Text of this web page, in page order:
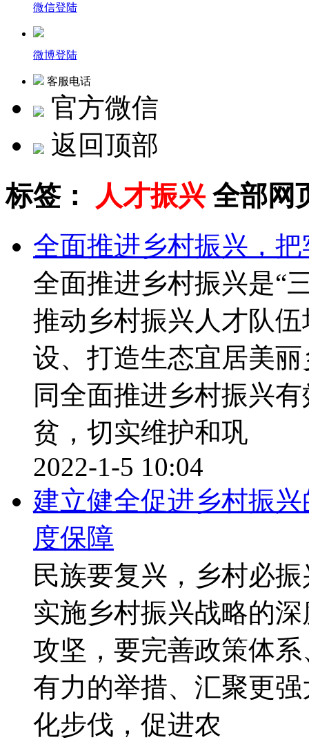
微信登陆
微博登陆
客服电话
官方微信
返回顶部
标签： 人才振兴 全部网
全面推进乡村振兴，
全面推进乡村振兴是“
推动乡村振兴人才队
设、打造生态宜居美
同全面推进乡村振兴
贫，切实维护和巩
2022-1-5 10:04
建立健全促进乡村振
度保障
民族要复兴，乡村必
实施乡村振兴战略的
攻坚，要完善政策体
有力的举措、汇聚更
化步伐，促进农